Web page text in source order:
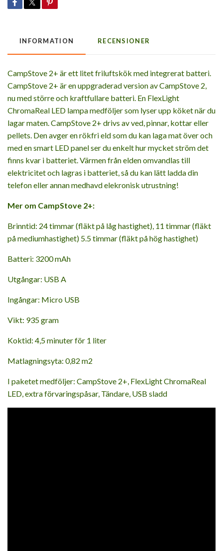
INFORMATION RECENSIONER
CampStove 2+ är ett litet friluftskök med integrerat batteri.
CampStove 2+ är en uppgraderad version av CampStove 2,
nu med större och kraftfullare batteri. En FlexLight
ChromaReal LED lampa medföljer som lyser upp köket när du
lagar maten. CampStove 2+ drivs av ved, pinnar, kottar eller
pellets. Den avger en rökfri eld som du kan laga mat över och
med en smart LED panel ser du enkelt hur mycket ström det
finns kvar i batteriet. Värmen från elden omvandlas till
elektricitet och lagras i batteriet, så du kan lätt ladda din
telefon eller annan medhavd elekronisk utrustning!
Mer om CampStove 2+:
Brinntid: 24 timmar (fläkt på låg hastighet), 11 timmar (fläkt
på mediumhastighet) 5.5 timmar (fläkt på hög hastighet)
Batteri: 3200 mAh
Utgångar: USB A
Ingångar: Micro USB
Vikt: 935 gram
Koktid: 4,5 minuter för 1 liter
Matlagningsyta: 0,82 m2
I paketet medföljer: CampStove 2+, FlexLight ChromaReal
LED, extra förvaringspåsar, Tändare, USB sladd